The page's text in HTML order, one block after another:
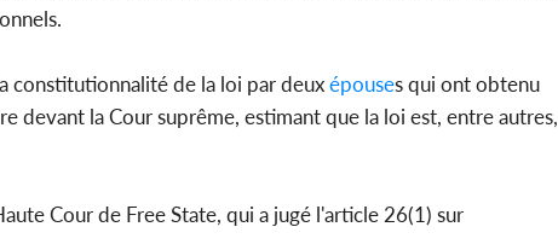
constitutionnalité de la loi par deuxépouses qui ont obtenu
devant la Cour suprême, estimant que la loi est, entre autres,
Cour de Free State, qui a jugé l'article 26(1) sur
modernise ses structures...